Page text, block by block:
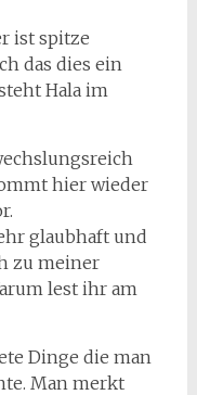
ist spitze
das dies ein
Hala im
hier wieder
glaubhaft und
zu meiner
lest ihr am
Dinge die man
Man merkt